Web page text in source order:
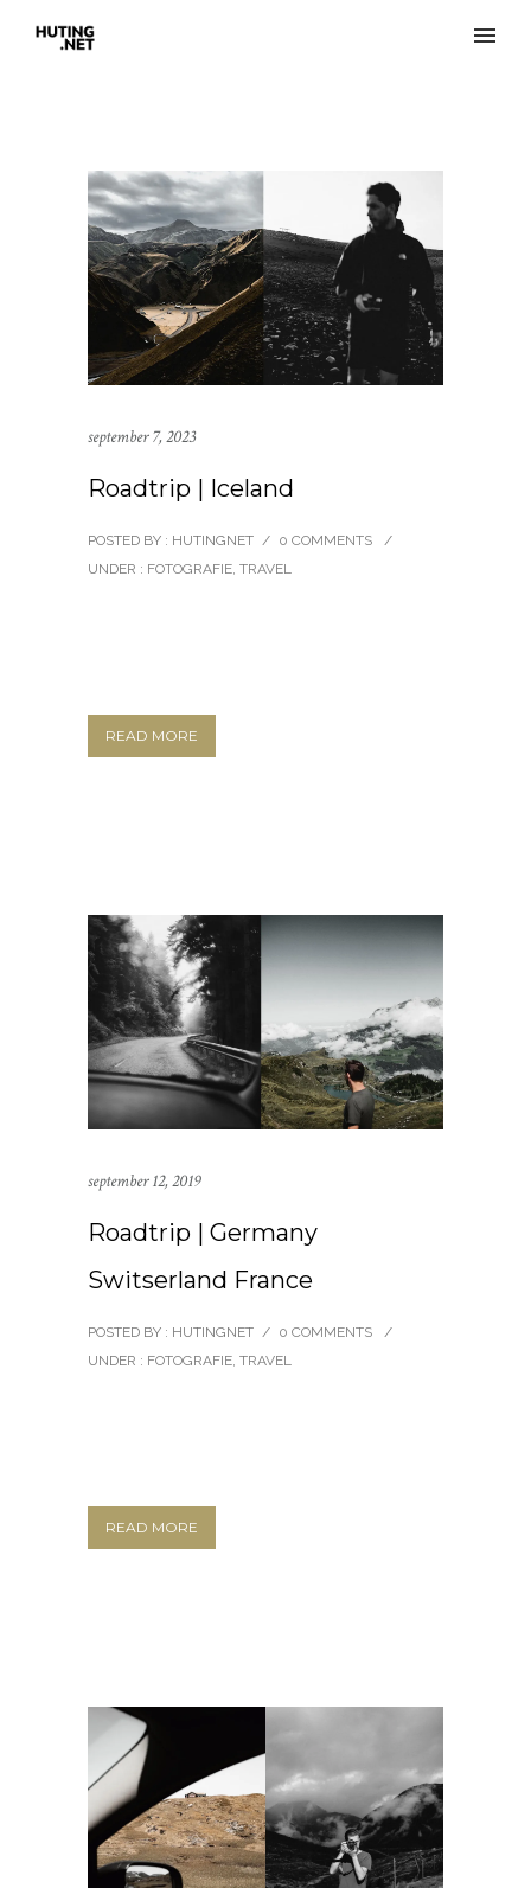
september 7, 2023
Roadtrip | Iceland
POSTED BY : HUTINGNET / 0 COMMENTS
/
UNDER : FOTOGRAFIE, TRAVEL
READ MORE
september 12, 2019
Roadtrip | Germany
Switserland France
POSTED BY : HUTINGNET / 0 COMMENTS
/
UNDER : FOTOGRAFIE, TRAVEL
READ MORE